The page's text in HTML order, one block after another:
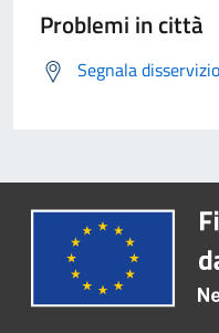
Problemi in città
Segnala disservizio